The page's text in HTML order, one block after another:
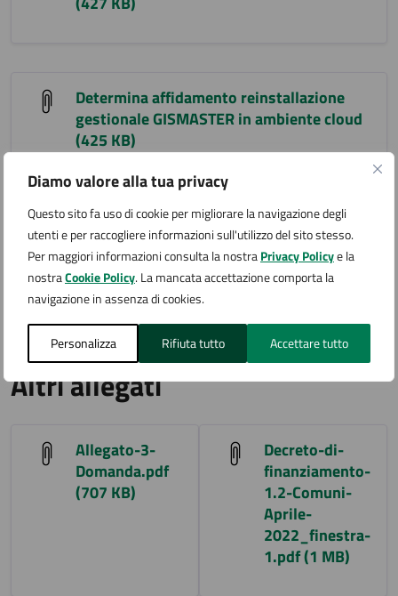
Diamo valore alla tua privacy
Questo sito fa uso di cookie per migliorare la navigazione degli
utenti e per raccogliere informazioni sull'utilizzo del sito stesso.
Per maggiori informazioni consulta la nostraPrivacy Policye la
nostraCookie Policy. La mancata accettazione comporta la
navigazione in assenza di cookies.
Personalizza Rifiuta tutto Accettare tutto
Determina affidamento reinstallazione
gestionale GISMASTER in ambiente cloud
(425 KB)
Determina affidamento passaggio Polcity
a cloud (447 KB)
Altri allegati
Allegato-3-
Domanda.pdf
(707 KB)
Decreto-di-
finanziamento-
1.2-Comuni-
Aprile-
2022_finestra-
1.pdf (1 MB)